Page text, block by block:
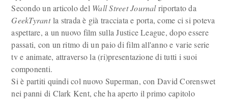
Secondo un articolo del Wall Street Journalriportato da
GeekTyrantla strada è già tracciata e porta, come ci si poteva
aspettare, a un nuovo film sulla Justice League, dopo essere
passati, con un ritmo di un paio di film all'anno e varie serie
tv e animate, attraverso la (ri)presentazione di tutti i suoi
componenti.
Si è partiti quindi col nuovo Superman, con David Corenswet
nei panni di Clark Kent, che ha aperto il primo capitolo